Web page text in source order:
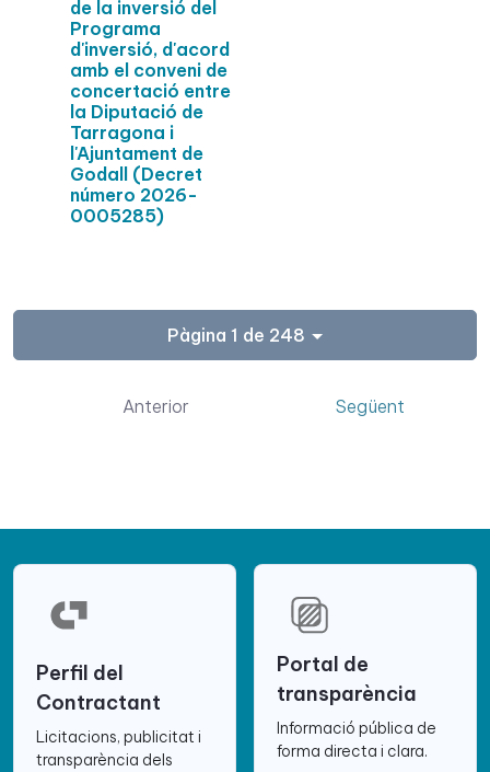
de la inversió del
Programa
d'inversió, d'acord
amb el conveni de
concertació entre
la Diputació de
Tarragona i
l'Ajuntament de
Godall (Decret
número 2026-
0005285)
Pàgina 1 de 248
Anterior Següent
Perfil del
Contractant
Licitacions, publicitat i
transparència dels
Portal de
transparència
Informació pública de
forma directa i clara.